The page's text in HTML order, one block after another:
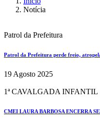
Notícia
Patrol da Prefeitura
Patrol da Prefeitura perde freio,
19 Agosto 2025
1ª CAVALGADA INFANTIL
CMEI LAURA BARBOSA ENCERRA